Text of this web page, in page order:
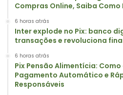
Compras Online, Saiba
6 horas atrás
Inter explode no Pix: banco
transações e revoluciona
6 horas atrás
Pix Pensão Alimentícia:
Pagamento Automático e
Responsáveis